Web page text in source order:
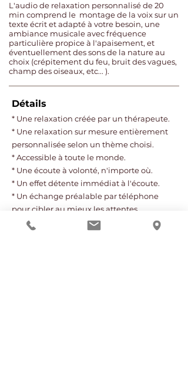
L'audio de relaxation personnalisé de 20
min comprend le montage de la voix sur un
texte écrit et adapté à votre besoin, une
ambiance musicale avec fréquence
particulière propice à l'apaisement, et
éventuellement des sons de la nature au
choix (crépitement du feu, bruit des vagues,
champ des oiseaux, etc... ).
Détails
* Une relaxation créée par un thérapeute.
* Une relaxation sur mesure entièrement
personnalisée selon un thème choisi.
* Accessible à toute le monde.
* Une écoute à volonté, n'importe où.
* Un effet détente immédiat à l'écoute.
* Un échange préalable par téléphone
pour cibler au mieux les attentes.
Article
Article Suivant